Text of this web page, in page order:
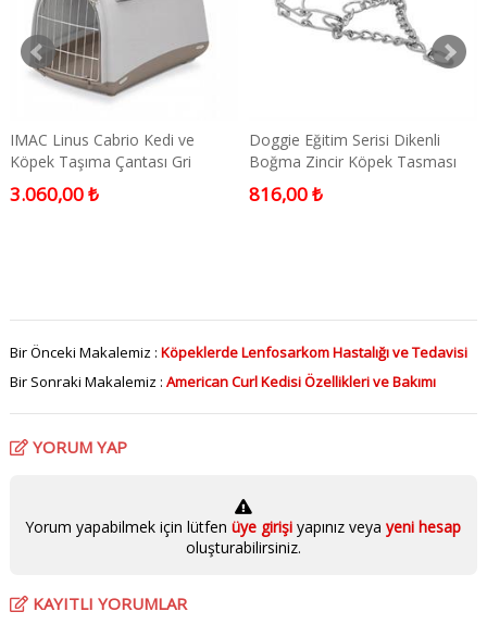
IMAC Linus Cabrio Kedi ve
Köpek Taşıma Çantası Gri
50x32x34,5 Cm
3.060,00 ₺
Doggie Eğitim Serisi Dikenli
Boğma Zincir Köpek Tasması
3,5x55cm
816,00 ₺
Bir Önceki Makalemiz : Köpeklerde Lenfosarkom Hastalığı ve Tedavisi
Bir Sonraki Makalemiz : American Curl Kedisi Özellikleri ve Bakımı
YORUM YAP
Yorum yapabilmek için lütfenüye girişiyapınız veya yeni hesap
oluşturabilirsiniz.
KAYITLI YORUMLAR